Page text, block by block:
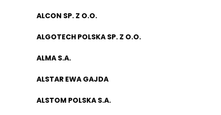
ALCON SP. Z O.O.
ALGOTECH POLSKA SP. Z O.O.
ALMA S.A.
ALSTAR EWA GAJDA
ALSTOM POLSKA S.A.